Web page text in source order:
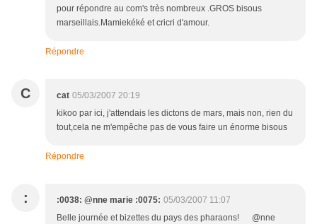
pour répondre au com's très nombreux .GROS bisous
marseillais.Mamiekéké et cricri d'amour.
Répondre
C cat 05/03/2007 20:19
kikoo par ici, j'attendais les dictons de mars, mais non, rien du
tout,cela ne m'empêche pas de vous faire un énorme bisous
Répondre
: :0038: @nne marie :0075: 05/03/2007 11:07
Belle journée et bizettes du pays des pharaons! @nne